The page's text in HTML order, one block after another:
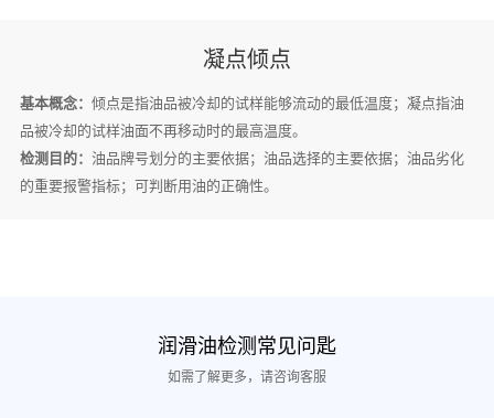
凝点倾点
基本概念： 倾点是指油品被冷却的试样能够流动的最低温度；凝点指油
品被冷却的试样油面不再移动时的最高温度。
检测目的： 油品牌号划分的主要依据；油品选择的主要依据；油品劣化
的重要报警指标；可判断用油的正确性。
润滑油检测常见问匙
如需了解更多，请咨询客服